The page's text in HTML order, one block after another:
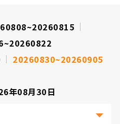
20260830~20260905
年08月30日